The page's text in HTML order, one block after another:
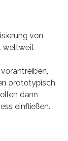
von
weltweit
prototypisch
dann
einfließen.